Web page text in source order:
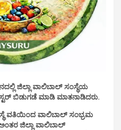
ಜಿಲ್ಲಾ ವಾಲಿಬಾಲ್ ಸಂಸ್ಥೆಯ
ಬಿಡುಗಡೆ ಮಾಡಿ ಮಾತನಾಡಿದರು.
ವತಿಯಿಂದ ವಾಲಿಬಾಲ್ ಸಂಭ್ರಮ
ಜಿಲ್ಲಾ ವಾಲಿಬಾಲ್